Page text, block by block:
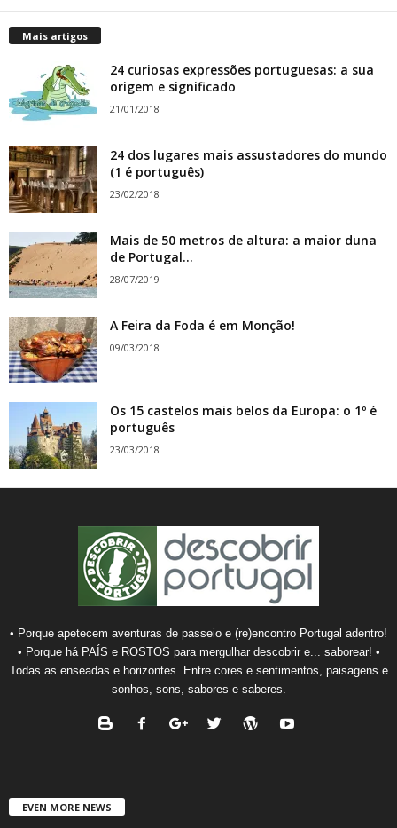
Mais artigos
24 curiosas expressões portuguesas: a sua
origem e significado
21/01/2018
24 dos lugares mais assustadores do mundo
(1 é português)
23/02/2018
Mais de 50 metros de altura: a maior duna
de Portugal...
28/07/2019
A Feira da Foda é em Monção!
09/03/2018
Os 15 castelos mais belos da Europa: o 1º é
português
23/03/2018
• Porque apetecem aventuras de passeio e (re)encontro Portugal adentro!
• Porque há PAÍS e ROSTOS para mergulhar descobrir e... saborear! •
Todas as enseadas e horizontes. Entre cores e sentimentos, paisagens e
sonhos, sons, sabores e saberes.
EVEN MORE NEWS